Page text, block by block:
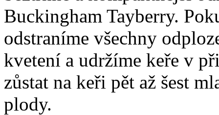
Buckingham Tayberry.
odstraníme všechny
kvetení a udržíme keře v
zůstat na keři pět až šest
plody.